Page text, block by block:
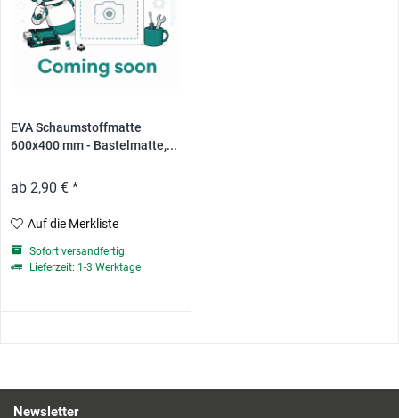
EVA Schaumstoffmatte
600x400 mm - Bastelmatte,...
ab 2,90 € *
Auf die Merkliste
Sofort versandfertig
Lieferzeit: 1-3 Werktage
Newsletter